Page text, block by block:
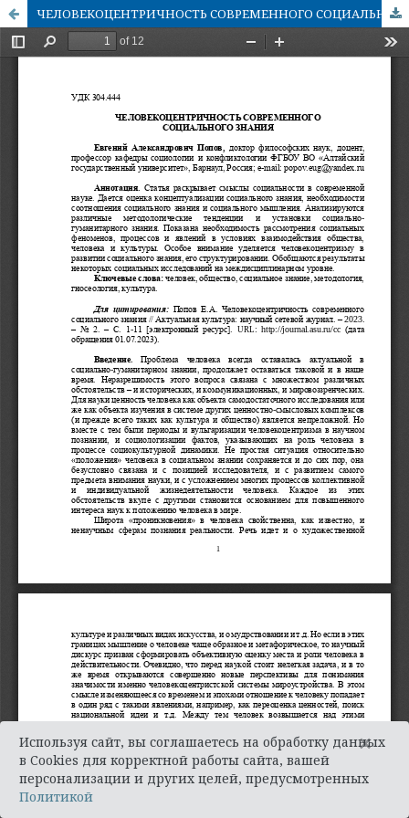
ЧЕЛОВЕКОЦЕНТРИЧНОСТЬ СОВРЕМЕННОГО СОЦИАЛЬНОГО ЗНАНИЯ
Используя сайт, вы соглашаетесь на обработку данных
в Cookies для корректной работы сайта, вашей
персонализации и других целей, предусмотренных
Политикой
×